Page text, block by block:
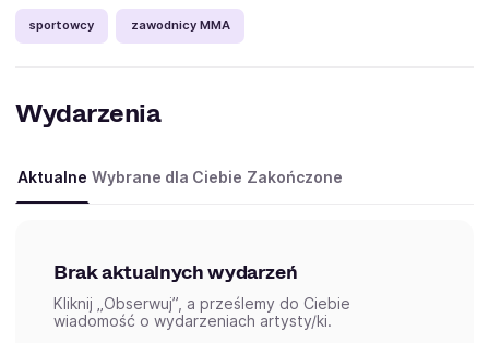
sportowcy zawodnicy MMA
Wydarzenia
Aktualne Wybrane dla Ciebie Zakończone
Brak aktualnych wydarzeń
Kliknij „Obserwuj”, a prześlemy do Ciebie
wiadomość o wydarzeniach artysty/ki.